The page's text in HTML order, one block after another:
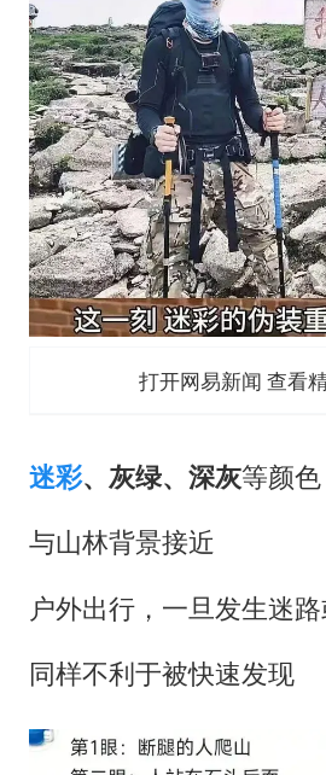
打开网易新闻 查看
迷彩、灰绿、深灰等颜色
与山林背景接近
户外出行，一旦发生迷
同样不利于被快速发现